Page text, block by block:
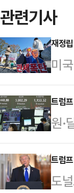
관련기사
재정
미
시
시
가
비
이
스
트럼
원·
가
전
다.
트럼
도